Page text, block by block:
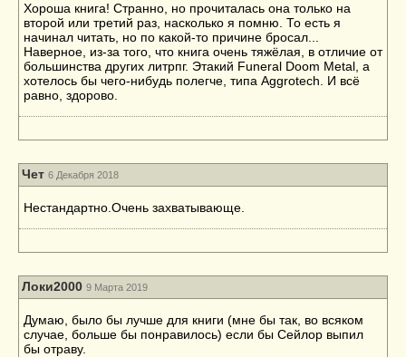
Хороша книга! Странно, но прочиталась она только на
второй или третий раз, насколько я помню. То есть я
начинал читать, но по какой-то причине бросал...
Наверное, из-за того, что книга очень тяжёлая, в отличие от
большинства других литрпг. Этакий Funeral Doom Metal, а
хотелось бы чего-нибудь полегче, типа Aggrotech. И всё
равно, здорово.
Чет 6 Декабря 2018
Нестандартно.Очень захватывающе.
Локи2000 9 Марта 2019
Думаю, было бы лучше для книги (мне бы так, во всяком
случае, больше бы понравилось) если бы Сейлор выпил
бы отраву.